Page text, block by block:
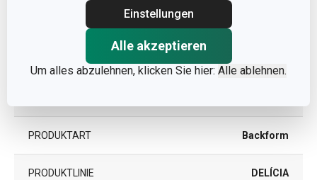
Einstellungen
Alle akzeptieren
Um alles abzulehnen, klicken Sie hier: Alle ablehnen.
Backformen
Antihaftbeschichtung
PRODUKTART Backform
PRODUKTLINIE DELÍCIA